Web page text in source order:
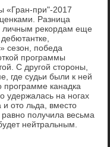
«Гран-при"-2017
Разница
личным рекордам еще
сезон, победа
программы
С другой стороны,
где судьи были к ней
программе канадка
удержалась на ногах
и ото льда, вместо
получила весьма
нейтральным.